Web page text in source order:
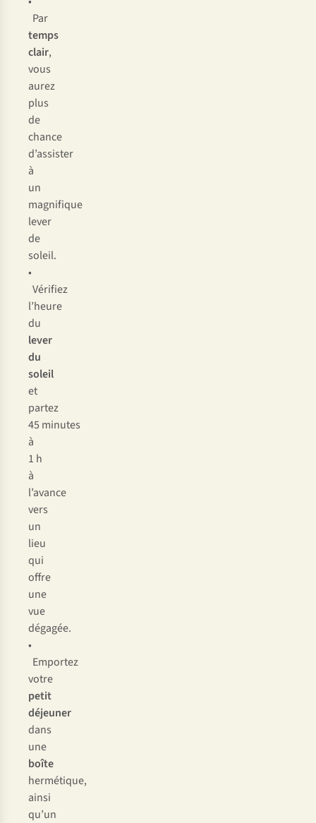
Par
temps
clair,
vous
aurez
plus
de
chance
d’assister
à
un
magnifique
lever
de
soleil.
•
Vérifiez
l’heure
du
lever
du
soleil
et
partez
45 minutes
à
1 h
à
l’avance
vers
un
lieu
qui
offre
une
vue
dégagée.
•
Emportez
votre
petit
déjeuner
dans
une
boîte
hermétique,
ainsi
qu’un